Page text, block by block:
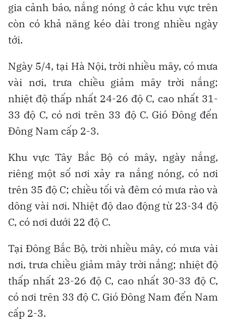
gia cảnh báo, nắng nóng ở các khu vực trên
còn có khả năng kéo dài trong nhiều ngày
tới.
Ngày 5/4, tại Hà Nội, trời nhiều mây, có mưa
vài nơi, trưa chiều giảm mây trời nắng;
nhiệt độ thấp nhất 24-26 độ C, cao nhất 31-
33 độ C, có nơi trên 33 độ C. Gió Đông đến
Đông Nam cấp 2-3.
Khu vực Tây Bắc Bộ có mây, ngày nắng,
riêng một số nơi xảy ra nắng nóng, có nơi
trên 35 độ C; chiều tối và đêm có mưa rào và
dông vài nơi. Nhiệt độ dao động từ 23-34 độ
C, có nơi dưới 22 độ C.
Tại Đông Bắc Bộ, trời nhiều mây, có mưa vài
nơi, trưa chiều giảm mây trời nắng; nhiệt độ
thấp nhất 23-26 độ C, cao nhất 30-33 độ C,
có nơi trên 33 độ C. Gió Đông Nam đến Nam
cấp 2-3.